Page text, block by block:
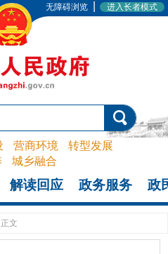
无障碍浏览 进入长者模式
营商环境
转型发展
城乡融合
解读回应 政务服务 政
正文